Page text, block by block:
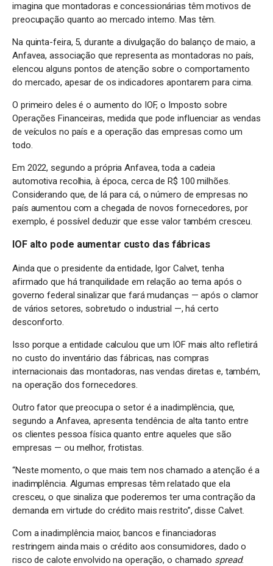
imagina que montadoras e concessionárias têm motivos de
preocupação quanto ao mercado interno. Mas têm.
Na quinta-feira, 5, durante a divulgação do balanço de maio, a
Anfavea, associação que representa as montadoras no país,
elencou alguns pontos de atenção sobre o comportamento
do mercado, apesar de os indicadores apontarem para cima.
O primeiro deles é o aumento do IOF, o Imposto sobre
Operações Financeiras, medida que pode influenciar as vendas
de veículos no país e a operação das empresas como um
todo.
Em 2022, segundo a própria Anfavea, toda a cadeia
automotiva recolhia, à época, cerca de R$ 100 milhões.
Considerando que, de lá para cá, o número de empresas no
país aumentou com a chegada de novos fornecedores, por
exemplo, é possível deduzir que esse valor também cresceu.
IOF alto pode aumentar custo das fábricas
Ainda que o presidente da entidade, Igor Calvet, tenha
afirmado que há tranquilidade em relação ao tema após o
governo federal sinalizar que fará mudanças — após o clamor
de vários setores, sobretudo o industrial —, há certo
desconforto.
Isso porque a entidade calculou que um IOF mais alto refletirá
no custo do inventário das fábricas, nas compras
internacionais das montadoras, nas vendas diretas e, também,
na operação dos fornecedores.
Outro fator que preocupa o setor é a inadimplência, que,
segundo a Anfavea, apresenta tendência de alta tanto entre
os clientes pessoa física quanto entre aqueles que são
empresas — ou melhor, frotistas.
“Neste momento, o que mais tem nos chamado a atenção é a
inadimplência. Algumas empresas têm relatado que ela
cresceu, o que sinaliza que poderemos ter uma contração da
demanda em virtude do crédito mais restrito”, disse Calvet.
Com a inadimplência maior, bancos e financiadoras
restringem ainda mais o crédito aos consumidores, dado o
risco de calote envolvido na operação, o chamado spread.